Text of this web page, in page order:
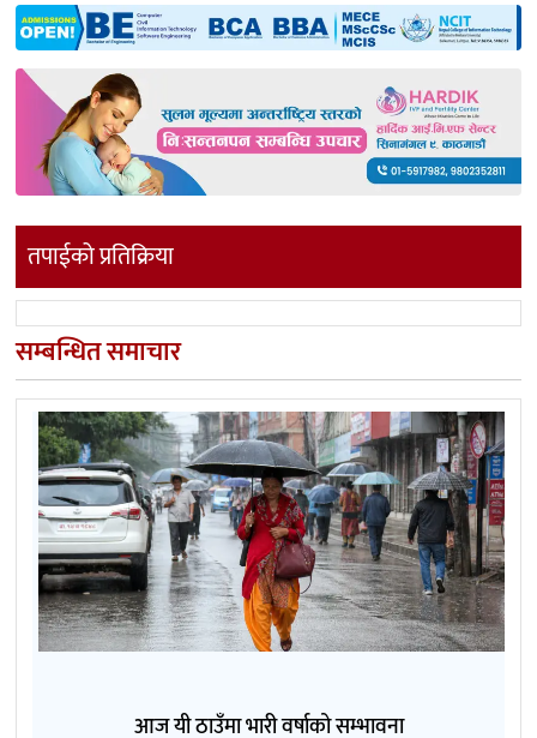
तपाईको प्रतिक्रिया
सम्बन्धित समाचार
आज यी ठाउँमा भारी वर्षाको सम्भावना